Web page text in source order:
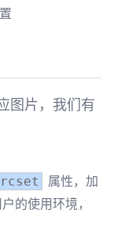
图片，我们有
属性，加
的使用环境，